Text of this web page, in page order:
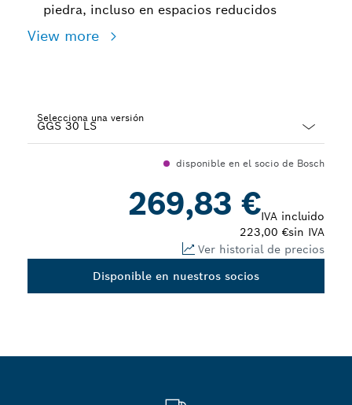
piedra, incluso en espacios reducidos
View more
Selecciona una versión
disponible en el socio de Bosch
269,83 €IVA incluido
223,00 €sin IVA
Ver historial de precios
Disponible en nuestros socios